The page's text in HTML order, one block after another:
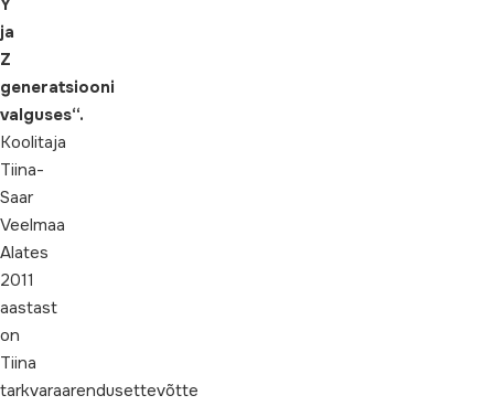
Y
ja
Z
generatsiooni
valguses“.
Koolitaja
Tiina-
Saar
Veelmaa
Alates
2011
aastast
on
Tiina
tarkvaraarendusettevõtte